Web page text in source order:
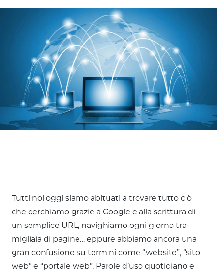
Tutti noi oggi siamo abituati a trovare tutto ciò
che cerchiamo grazie a Google e alla scrittura di
un semplice URL, navighiamo ogni giorno tra
migliaia di pagine… eppure abbiamo ancora una
gran confusione su termini come “website”, “sito
web” e “portale web”. Parole d’uso quotidiano e